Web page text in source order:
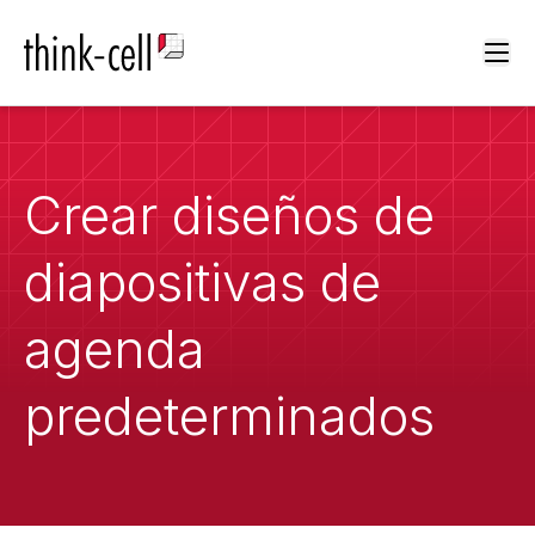
Crear diseños de
diapositivas de
agenda
predeterminados